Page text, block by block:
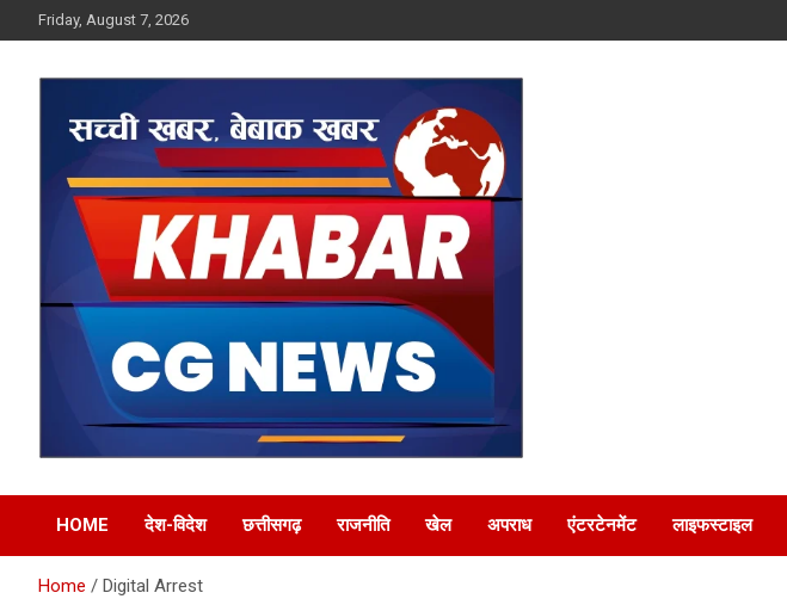
to
Friday, August 7, 2026
Khabar CG News
HOME देश-विदेश छत्तीसगढ़ राजनीति खेल अपराध एंटरटेनमेंट लाइफस्टाइल
Home Digital Arrest